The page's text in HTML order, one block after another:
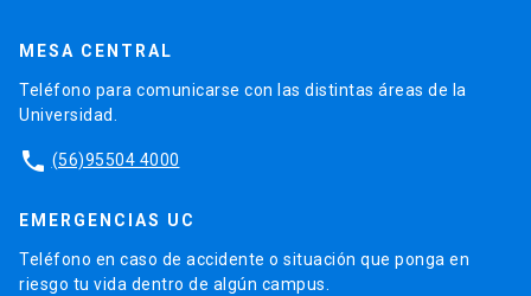
MESA CENTRAL
Teléfono para comunicarse con las distintas áreas de la
Universidad.
phone (56)95504 4000
EMERGENCIAS UC
Teléfono en caso de accidente o situación que ponga en
riesgo tu vida dentro de algún campus.